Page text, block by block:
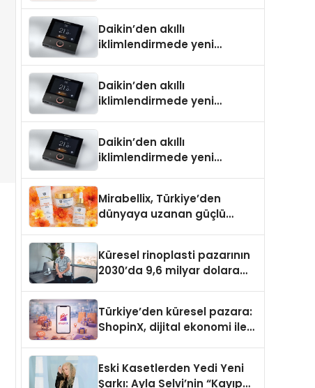
Daikin’den akıllı
iklimlendirmede yeni
Daikin’den akıllı
iklimlendirmede yeni
Daikin’den akıllı
iklimlendirmede yeni
Mirabellix, Türkiye’den
dünyaya uzanan güçlü
Küresel rinoplasti pazarının
2030’da 9,6 milyar dolara
Türkiye’den küresel pazara:
ShopinX, dijital ekonomi ile
Eski Kasetlerden Yedi Yeni
Şarkı: Ayla Selvi’nin “Kayıp